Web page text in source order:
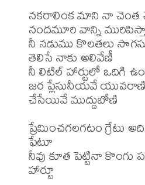
నకరాలింక మాని నా
నందమూరి వాన్ని
నీ నడుము కొలతలు
తెలిసే నాకు అలివేణీ
నీ లిటిల్ హార్టులో ఒదిగి
జర ప్లేసునీయవే యువరాణి
చేసేయివే ముద్దుబోణి
ప్రేమించగలగటం గ్రేటు
ఫేటూ
నీవు కూత పెట్టినా
హార్టూ